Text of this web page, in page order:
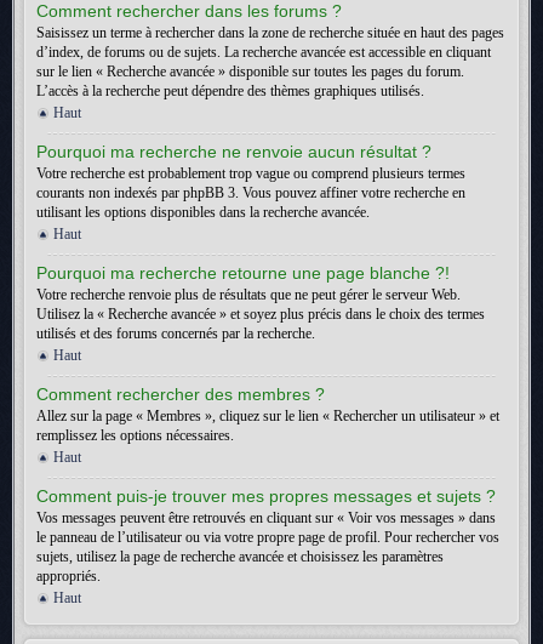
Comment rechercher dans les forums ?
Saisissez un terme à rechercher dans la zone de recherche située en haut des pages
d’index, de forums ou de sujets. La recherche avancée est accessible en cliquant
sur le lien « Recherche avancée » disponible sur toutes les pages du forum.
L’accès à la recherche peut dépendre des thèmes graphiques utilisés.
Haut
Pourquoi ma recherche ne renvoie aucun résultat ?
Votre recherche est probablement trop vague ou comprend plusieurs termes
courants non indexés par phpBB 3. Vous pouvez affiner votre recherche en
utilisant les options disponibles dans la recherche avancée.
Haut
Pourquoi ma recherche retourne une page blanche ?!
Votre recherche renvoie plus de résultats que ne peut gérer le serveur Web.
Utilisez la « Recherche avancée » et soyez plus précis dans le choix des termes
utilisés et des forums concernés par la recherche.
Haut
Comment rechercher des membres ?
Allez sur la page « Membres », cliquez sur le lien « Rechercher un utilisateur » et
remplissez les options nécessaires.
Haut
Comment puis-je trouver mes propres messages et sujets ?
Vos messages peuvent être retrouvés en cliquant sur « Voir vos messages » dans
le panneau de l’utilisateur ou via votre propre page de profil. Pour rechercher vos
sujets, utilisez la page de recherche avancée et choisissez les paramètres
appropriés.
Haut